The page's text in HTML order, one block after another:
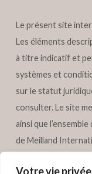
Votre vie
Le présent site
Les éléments
à titre indicatif et
systèmes et
sur le statut
consulter. Le site
ainsi que
de Meilland